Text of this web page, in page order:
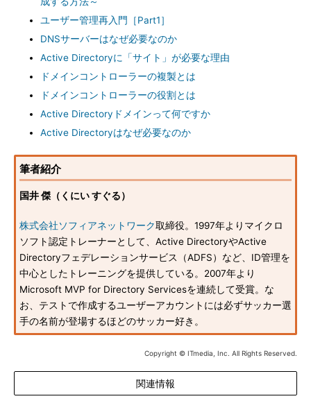
ユーザー管理再入門［Part1］
DNSサーバーはなぜ必要なのか
Active Directoryに「サイト」が必要な理由
ドメインコントローラーの複製とは
ドメインコントローラーの役割とは
Active Directoryドメインって何ですか
Active Directoryはなぜ必要なのか
筆者紹介
国井 傑（くにい すぐる）
株式会社ソフィアネットワーク取締役。1997年よりマイクロ
ソフト認定トレーナーとして、Active DirectoryやActive
Directoryフェデレーションサービス（ADFS）など、ID管理を
中心としたトレーニングを提供している。2007年より
Microsoft MVP for Directory Servicesを連続して受賞。な
お、テストで作成するユーザーアカウントには必ずサッカー選
手の名前が登場するほどのサッカー好き。
Copyright © ITmedia, Inc. All Rights Reserved.
関連情報